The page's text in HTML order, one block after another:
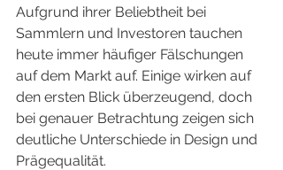
Aufgrund ihrer Beliebtheit bei
Sammlern und Investoren tauchen
heute immer häufiger Fälschungen
auf dem Markt auf. Einige wirken auf
den ersten Blick überzeugend, doch
bei genauer Betrachtung zeigen sich
deutliche Unterschiede in Design und
Prägequalität.